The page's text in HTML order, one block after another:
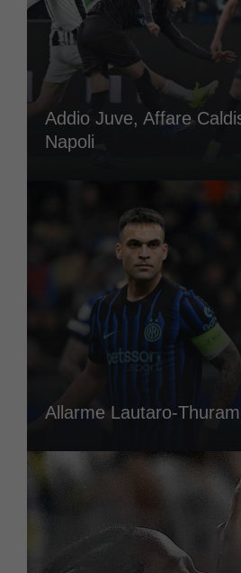
Addio Juve, Affare
Napoli
Allarme Lautaro-